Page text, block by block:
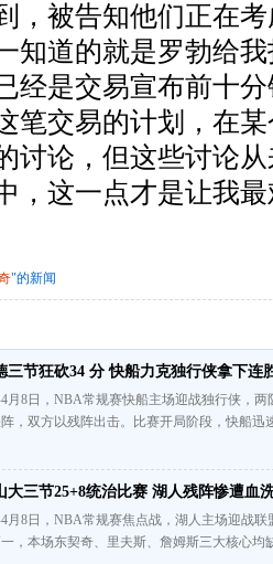
，被告知他们正在
知道的就是罗勃给
经是交易宣布前十
笔交易的计划，在
讨论，但这些讨论
，这一点才是让我
"的新闻
三节狂砍34 分 快船力克独行侠拿下连
4月8日，NBA常规赛快船主场迎战独行侠，
，双方以残阵出击。比赛开局阶段，快船
大三节25+8统治比赛 湖人残阵惨遭血
4月8日，NBA常规赛焦点战，湖人主场迎战
，本场东契奇、里夫斯、詹姆斯三大核心